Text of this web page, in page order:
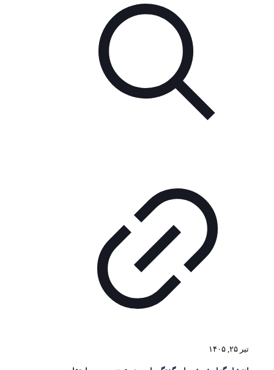
تیر ۲۵, ۱۴۰۵